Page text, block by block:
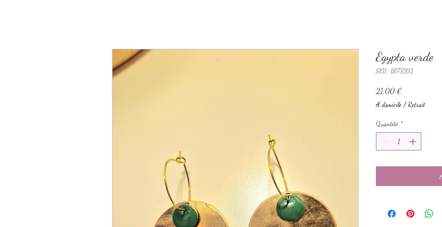
Egypta verde
SKU : BOTR102
21,00 €
A domicile / Retrait
Quantité *